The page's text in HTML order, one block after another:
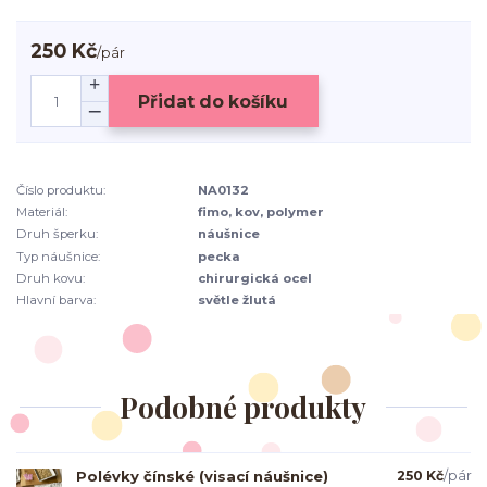
250 Kč/pár
Přidat do košíku
Číslo produktu:
NA0132
Materiál:
fimo, kov, polymer
Druh šperku:
náušnice
Typ náušnice:
pecka
Druh kovu:
chirurgická ocel
Hlavní barva:
světle žlutá
Podobné produkty
Polévky čínské (visací náušnice) 250 Kč/pár